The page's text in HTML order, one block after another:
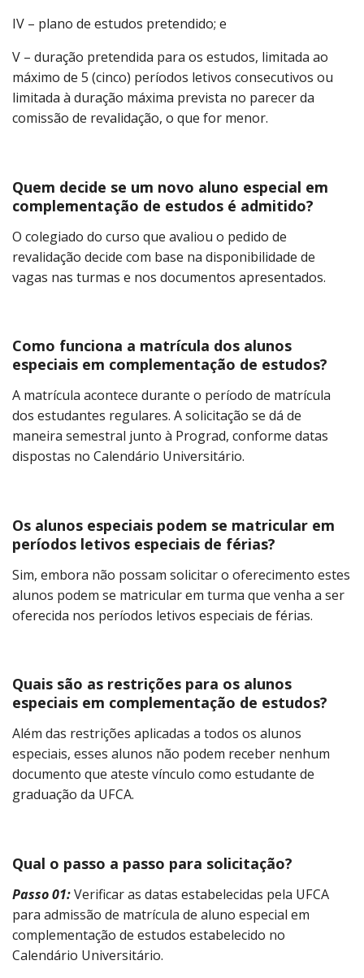
IV – plano de estudos pretendido; e
V – duração pretendida para os estudos, limitada ao
máximo de 5 (cinco) períodos letivos consecutivos ou
limitada à duração máxima prevista no parecer da
comissão de revalidação, o que for menor.
Quem decide se um novo aluno especial em
complementação de estudos é admitido?
O colegiado do curso que avaliou o pedido de
revalidação decide com base na disponibilidade de
vagas nas turmas e nos documentos apresentados.
Como funciona a matrícula dos alunos
especiais em complementação de estudos?
A matrícula acontece durante o período de matrícula
dos estudantes regulares. A solicitação se dá de
maneira semestral junto à Prograd, conforme datas
dispostas no Calendário Universitário.
Os alunos especiais podem se matricular em
períodos letivos especiais de férias?
Sim, embora não possam solicitar o oferecimento estes
alunos podem se matricular em turma que venha a ser
oferecida nos períodos letivos especiais de férias.
Quais são as restrições para os alunos
especiais em complementação de estudos?
Além das restrições aplicadas a todos os alunos
especiais, esses alunos não podem receber nenhum
documento que ateste vínculo como estudante de
graduação da UFCA.
Qual o passo a passo para solicitação?
Passo 01:Verificar as datas estabelecidas pela UFCA
para admissão de matrícula de aluno especial em
complementação de estudos estabelecido no
Calendário Universitário.